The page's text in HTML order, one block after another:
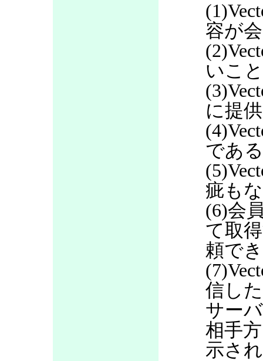
容が
いこと
に提
であ
疵も
(6)会
て取
頼で
信し
サー
相手
示さ